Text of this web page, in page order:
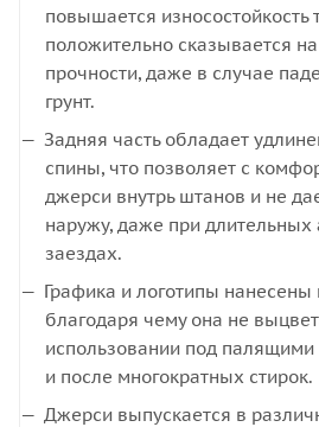
повышается износостойкость
положительно сказывается
прочности, даже в случае
грунт.
Задняя часть обладает
спины, что позволяет с
джерси внутрь штанов и не
наружу, даже при длительных
заездах.
Графика и логотипы
благодаря чему она не
использовании под
и после многократных стирок.
Джерси выпускается в